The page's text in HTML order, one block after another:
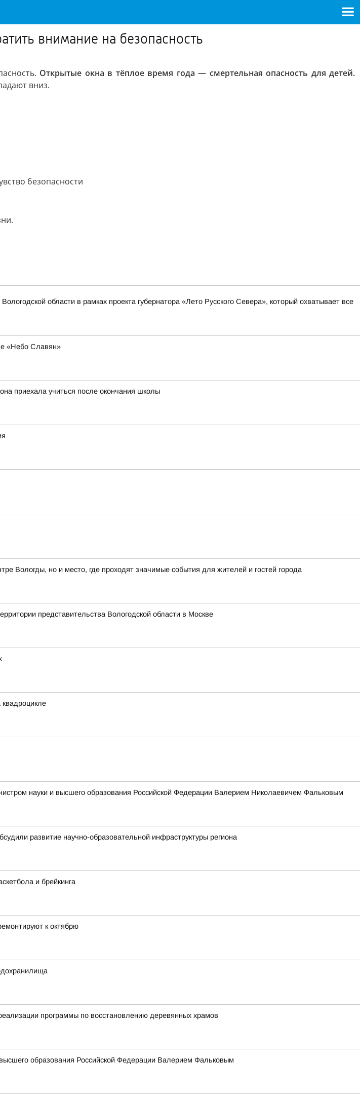
внимание на безопасность
Открытые окна в тёплое время года — смертельная опасность для детей.
вниз.
безопасности
области в рамках проекта губернатора «Лето Русского Севера», который охватывает все
«Небо Славян»
приехала учиться после окончания школы
Вологды, но и место, где проходят значимые события для жителей и гостей города
представительства Вологодской области в Москве
науки и высшего образования Российской Федерации Валерием Николаевичем Фальковым
развитие научно-образовательной инфраструктуры региона
и брейкинга
к октябрю
программы по восстановлению деревянных храмов
образования Российской Федерации Валерием Фальковым